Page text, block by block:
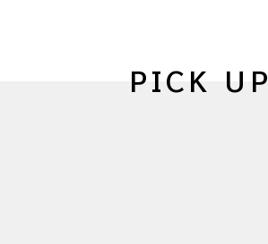
PICK UP